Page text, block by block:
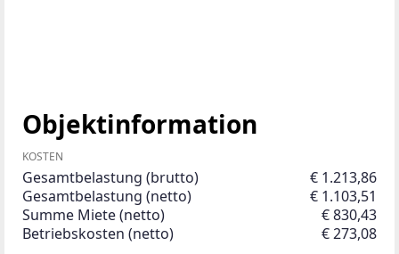
Objektinformation
KOSTEN
Gesamtbelastung (brutto)
€ 1.213,86
Gesamtbelastung (netto)
€ 1.103,51
Summe Miete (netto)
€ 830,43
Betriebskosten (netto)
€ 273,08